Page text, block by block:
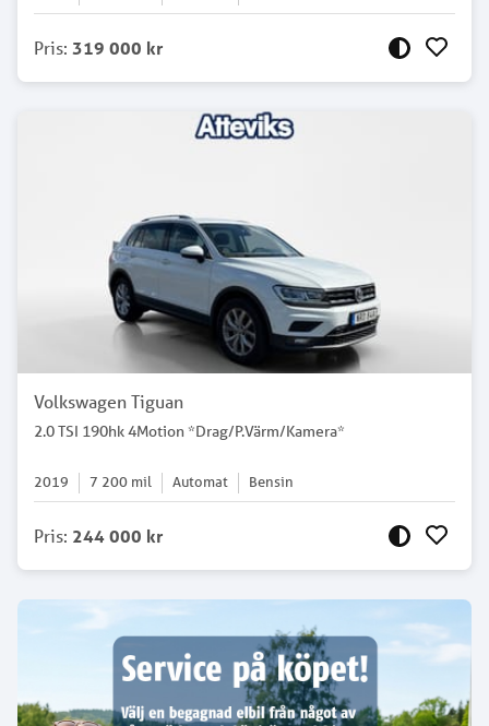
Pris: 319 000 kr
Volkswagen Tiguan
2.0 TSI 190hk 4Motion *Drag/P.Värm/Kamera*
2019 7 200 mil Automat Bensin
Pris: 244 000 kr